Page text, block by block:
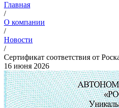
Главная
/
О компании
/
Новости
/
Сертификат соответствия от
16 июня 2026